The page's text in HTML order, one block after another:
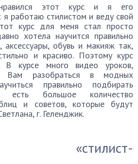
этот курс и я его
я работаю стилистом и веду свой
курс для меня стал просто
хотела научится правильно
обувь и макияж так,
и красиво. Поэтому курс
В курсе много видео уроков,
Вам разобраться в модных
правильно подбирать
есть большое количество
и советов, которые будут
г. Геленджик.
«стилист-